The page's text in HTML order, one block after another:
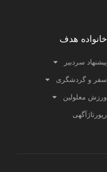
خانواده هدف
پیشنهاد سردبیر
سفر و گردشگری
ورزش معلولین
رپورتاژآگهی